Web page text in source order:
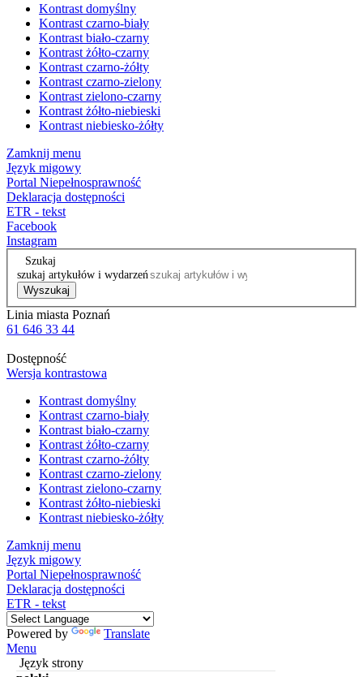
Kontrast domyślny
Kontrast czarno-biały
Kontrast biało-czarny
Kontrast żółto-czarny
Kontrast czarno-żółty
Kontrast czarno-zielony
Kontrast zielono-czarny
Kontrast żółto-niebieski
Kontrast niebiesko-żółty
Zamknij menu
Język migowy
Portal Niepełnosprawność
Deklaracja dostępności
ETR - tekst
Facebook
Instagram
Szukaj
szukaj artykułów i wydarzeń
Wyszukaj
Linia miasta Poznań
61 646 33 44
Dostępność
Wersja kontrastowa
Kontrast domyślny
Kontrast czarno-biały
Kontrast biało-czarny
Kontrast żółto-czarny
Kontrast czarno-żółty
Kontrast czarno-zielony
Kontrast zielono-czarny
Kontrast żółto-niebieski
Kontrast niebiesko-żółty
Zamknij menu
Język migowy
Portal Niepełnosprawność
Deklaracja dostępności
ETR - tekst
Powered by
Translate
Menu
Język strony